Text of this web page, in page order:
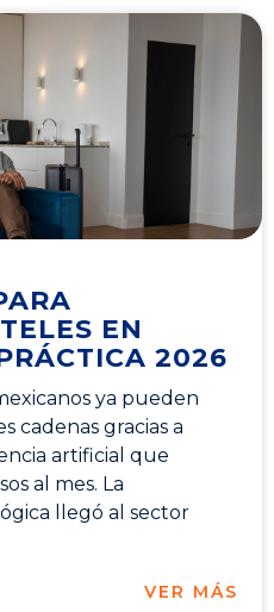
EN
2026
ya pueden
cadenas gracias a
artificial que
al mes. La
llegó al sector
VER MÁS